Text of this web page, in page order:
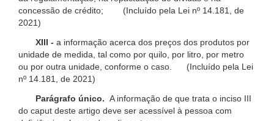
concessão de crédito; (Incluído pela Lei nº 14.181, de
2021)
XIII - a informação acerca dos preços dos produtos por
unidade de medida, tal como por quilo, por litro, por metro
ou por outra unidade, conforme o caso. (Incluído pela Lei
nº 14.181, de 2021)
Parágrafo único. A informação de que trata o inciso III
do caput deste artigo deve ser acessível à pessoa com